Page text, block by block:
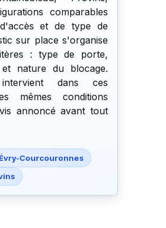
comparables
et de type de
sur place s'organise
: type de porte,
nature du blocage.
dans ces
mêmes conditions
annoncé avant tout
Évry-Courcouronnes